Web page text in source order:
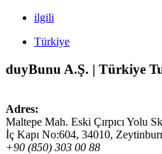
ilgili
Türkiye
duyBunu A.Ş. | Türkiye
Adres:
Maltepe Mah. Eski Çırpıcı Yolu
İç Kapı No:604, 34010,
+90 (850) 303 00 88